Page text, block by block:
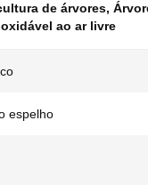
de árvores,
ao ar livre
espelho